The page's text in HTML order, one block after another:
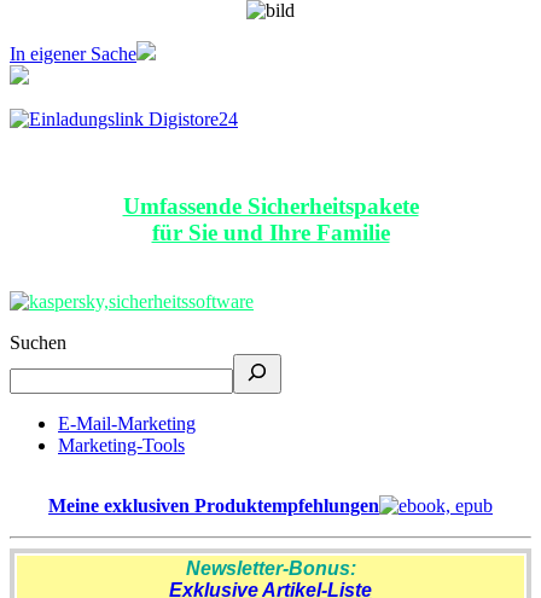
In eigener Sache
Umfassende Sicherheitspakete
für Sie und Ihre Familie
Suchen
E-Mail-Marketing
Marketing-Tools
Meine exklusiven Produktempfehlungen
Newsletter-Bonus:
Exklusive Artikel-Liste